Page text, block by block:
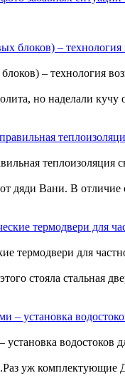
блоков) –
– технология
но наделали
теплоизоляция
дяди Вани. В отличие
термодвери для
термодвери для
стояла стальная
– установка
водостоков
уж комплектующие